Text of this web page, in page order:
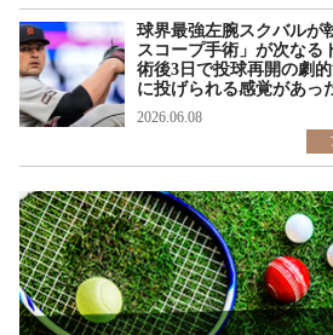
球界最強左腕スクバルが
スコープ手術」が次な
術後3日で投球再開の劇
に投げられる感覚があっ
2026.06.08